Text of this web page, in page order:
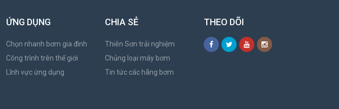
ỨNG DỤNG
Chọn nhanh bơm gia đình
Công trình trên thế giới
Lĩnh vực ứng dụng
CHIA SẺ
Thiên Sơn trải nghiệm
Chủng loại máy bơm
Tin tức các hãng bơm
THEO DÕI